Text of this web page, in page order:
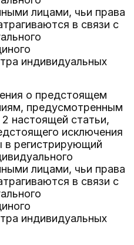
лицами, чьи права
в связи с
индивидуальных
о предстоящем
предусмотренным
настоящей статьи,
исключения
в регистрирующий
лицами, чьи права
в связи с
индивидуальных